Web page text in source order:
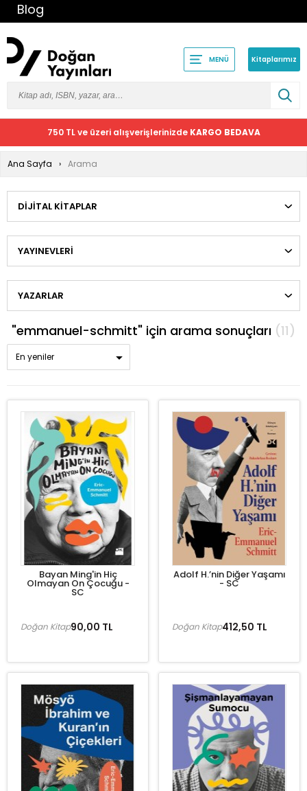
Blog
MENÜ Kitaplarımız
750 TL ve üzeri alışverişlerinizde KARGO BEDAVA
Ana Sayfa Arama
DIJITAL KITAPLAR
YAYINEVLERI
YAZARLAR
"emmanuel-schmitt" için arama sonuçları (11)
En yeniler
Bayan Ming'in Hiç
Olmayan On Çocuğu -
SC
90,00 TL
Doğan Kitap
Adolf H.’nin Diğer Yaşamı
- SC
412,50 TL
Doğan Kitap